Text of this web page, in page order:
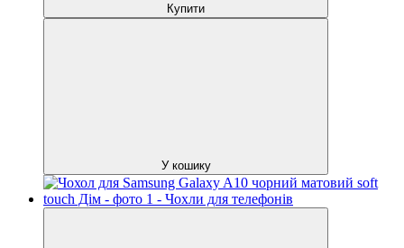
Купити
У кошику